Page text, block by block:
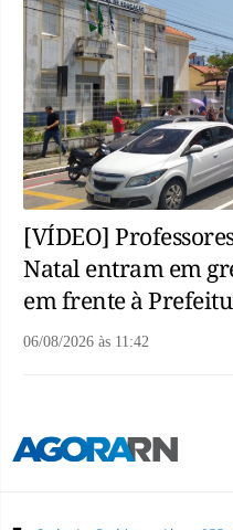
[VÍDEO]
Natal entram em
em frente à
06/08/2026 às 11:42